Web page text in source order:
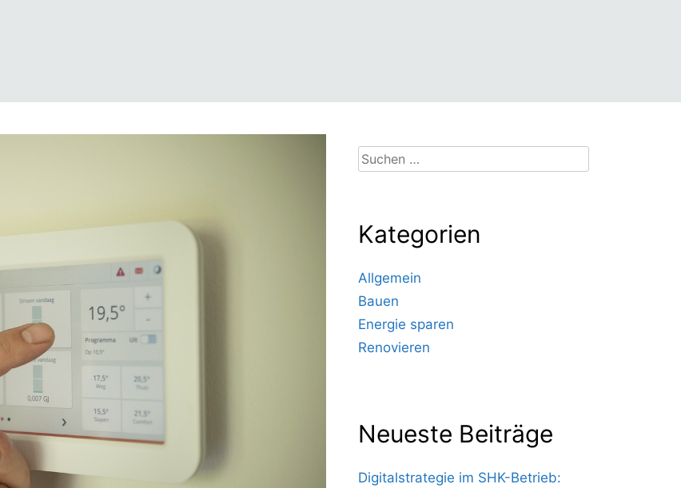
Suchen
nach:
Kategorien
Allgemein
Bauen
Energie sparen
Renovieren
Neueste Beiträge
Digitalstrategie im SHK-Betrieb: